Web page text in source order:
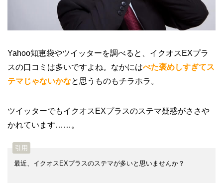
Yahoo知恵袋やツイッターを調べると、イクオスEXプラ
スの口コミは多いですよね。なかにはべた褒めしすぎてス
テマじゃないかなと思うものもチラホラ。
ツイッターでもイクオスEXプラスのステマ疑惑がささや
かれています……。
最近、イクオスEXプラスのステマが多いと思いませんか？